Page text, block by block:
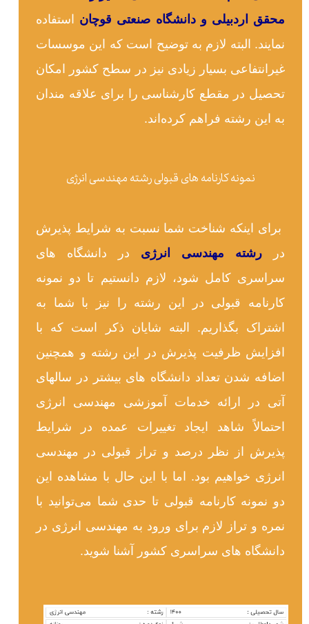
محقق اردبیلی و دانشگاه صنعتی قوچان استفاده
نمایند. البته لازم به توضیح است که این موسسات
غیرانتفاعی بسیار زیادی نیز در سطح کشور امکان
تحصیل در مقطع کارشناسی را برای علاقه مندان
به این رشته فراهم کرده‌اند.
نمونه کارنامه های قبولی رشته مهندسی انرژی
برای اینکه شناخت شما نسبت به شرایط پذیرش
در رشته مهندسی انرژی در دانشگاه های
سراسری کامل شود، لازم دانستیم تا دو نمونه
کارنامه قبولی در این رشته را نیز با شما به
اشتراک بگذاریم. البته شایان ذکر است که با
افزایش ظرفیت پذیرش در این رشته و همچنین
اضافه شدن تعداد دانشگاه های بیشتر در سالهای
آتی در ارائه خدمات آموزشی مهندسی انرژی
احتمالاً شاهد ایجاد تغییرات عمده در شرایط
پذیرش از نظر درصد و تراز قبولی در مهندسی
انرژی خواهیم بود. اما با این حال با مشاهده این
دو نمونه کارنامه قبولی تا حدی شما می‌توانید با
نمره و تراز لازم برای ورود به مهندسی انرژی در
دانشگاه های سراسری کشور آشنا شوید.